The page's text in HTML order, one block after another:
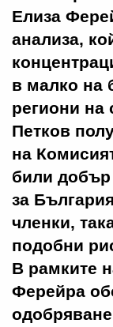
Елиза
анализа,
в малко на
региони на
Петков
на
били
за
членки,
подобни
В рамките
Ферейра